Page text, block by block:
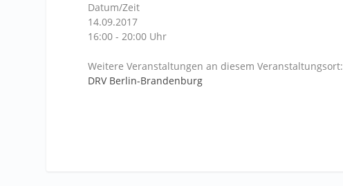
Datum/Zeit
14.09.2017
16:00 - 20:00 Uhr
Weitere Veranstaltungen an diesem Veranstaltungsort:
DRV Berlin-Brandenburg